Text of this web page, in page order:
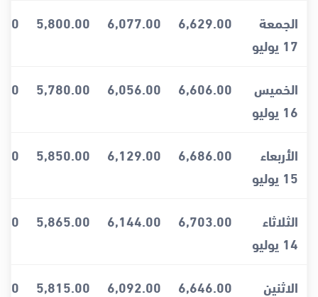
الجمعة
17 يوليو
6,629.00
6,077.00
5,800.00
الخميس
16 يوليو
6,606.00
6,056.00
5,780.00
الأربعاء
15 يوليو
6,686.00
6,129.00
5,850.00
الثلاثاء
14 يوليو
6,703.00
6,144.00
5,865.00
الاثنين
6,646.00
6,092.00
5,815.00